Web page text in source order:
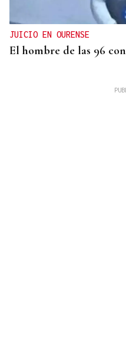
JUICIO EN OURENSE
El hombre de las 96